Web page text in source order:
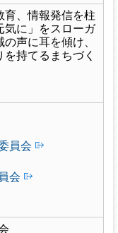
育、情報発信を柱
気に」をスローガ
声に耳を傾け、
持てるまちづく
員会
会